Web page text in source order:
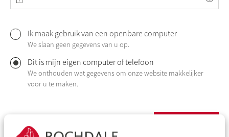
Log hier in op Mijn Rochdale
Ik maak gebruik van een openbare computer
We slaan geen gegevens van u op.
Dit is mijn eigen computer of telefoon
We onthouden wat gegevens om onze website makkelijker
voor u te maken.